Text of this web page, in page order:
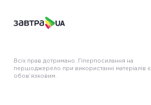
Всіх прав дотримано. Гіперпосилання на
першоджерело при використанні матеріалів є
обов’язковим.